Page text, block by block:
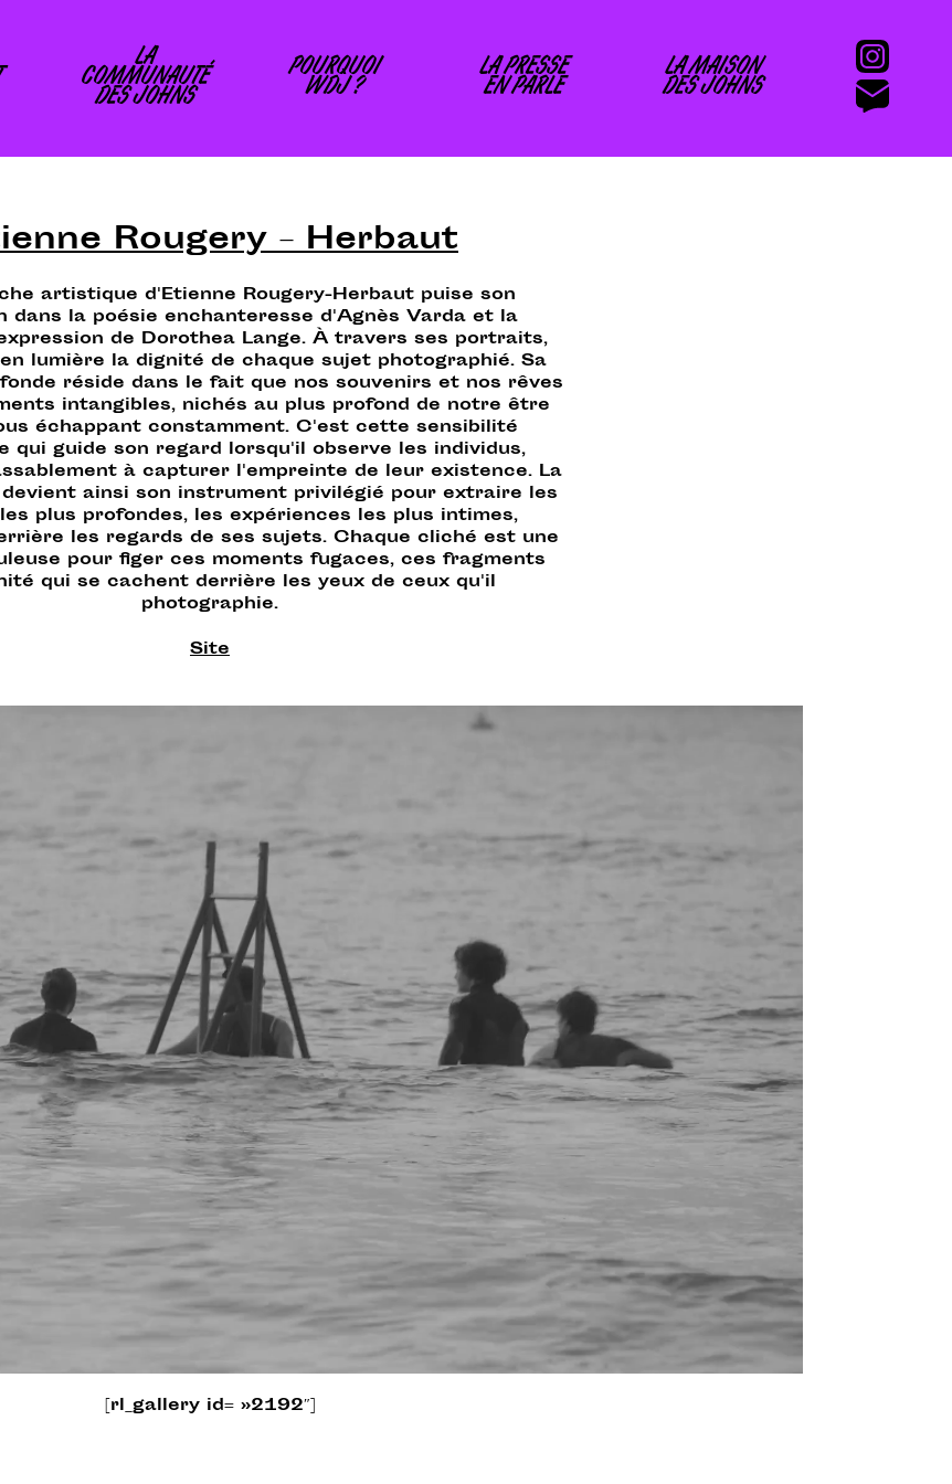
LA
COMMUNAUTÉ
DES JOHNS
POURQUOI
WDJ ?
LA PRESSE
EN PARLE
LA MAISON
DES JOHNS
Rougery – Herbaut
artistique d'Etienne Rougery-Herbaut puise son
dans la poésie enchanteresse d'Agnès Varda et la
de Dorothea Lange. À travers ses portraits,
lumière la dignité de chaque sujet photographié. Sa
réside dans le fait que nos souvenirs et nos rêves
intangibles, nichés au plus profond de notre être
échappant constamment. C'est cette sensibilité
qui guide son regard lorsqu'il observe les individus,
à capturer l'empreinte de leur existence. La
ainsi son instrument privilégié pour extraire les
plus profondes, les expériences les plus intimes,
les regards de ses sujets. Chaque cliché est une
pour figer ces moments fugaces, ces fragments
qui se cachent derrière les yeux de ceux qu'il
photographie.
Site
[rl_gallery id= »2192″]